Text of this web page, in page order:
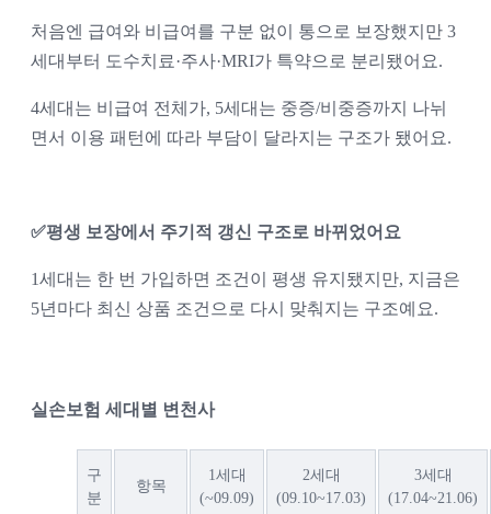
처음엔 급여와 비급여를 구분 없이 통으로 보장했지만 3
세대부터 도수치료·주사·MRI가 특약으로 분리됐어요.
4세대는 비급여 전체가, 5세대는 중증/비중증까지 나뉘
면서 이용 패턴에 따라 부담이 달라지는 구조가 됐어요.
✅평생 보장에서 주기적 갱신 구조로 바뀌었어요
1세대는 한 번 가입하면 조건이 평생 유지됐지만, 지금은
5년마다 최신 상품 조건으로 다시 맞춰지는 구조예요.
실손보험 세대별 변천사
구
분
항목
1세대
(~09.09)
2세대
(09.10~17.03)
3세대
(17.04~21.06)